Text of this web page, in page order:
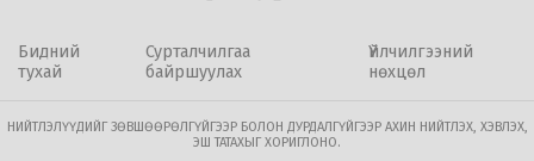
Бидний
тухай
Сурталчилгаа
байршуулах
Үйлчилгээний
нөхцөл
НИЙТЛЭЛҮҮДИЙГ ЗӨВШӨӨРӨЛГҮЙГЭЭР БОЛОН ДУРДАЛГҮЙГЭЭР АХИН НИЙТЛЭХ, ХЭВЛЭХ,
ЭШ ТАТАХЫГ ХОРИГЛОНО.